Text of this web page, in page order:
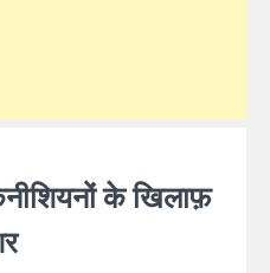
के खिलाफ़